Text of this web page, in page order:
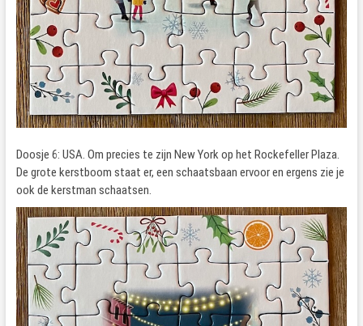
Doosje 6: USA. Om precies te zijn New York op het Rockefeller Plaza.
De grote kerstboom staat er, een schaatsbaan ervoor en ergens zie je
ook de kerstman schaatsen.